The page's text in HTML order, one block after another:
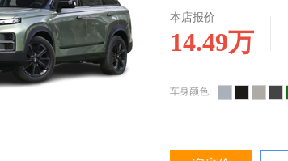
本店报价
14.49万
车身颜色: